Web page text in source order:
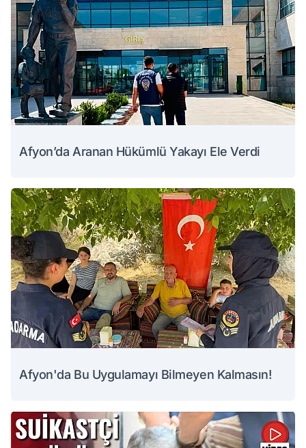
Afyon’da Aranan Hükümlü Yakayı Ele Verdi
Afyon'da Bu Uygulamayı Bilmeyen Kalmasın!